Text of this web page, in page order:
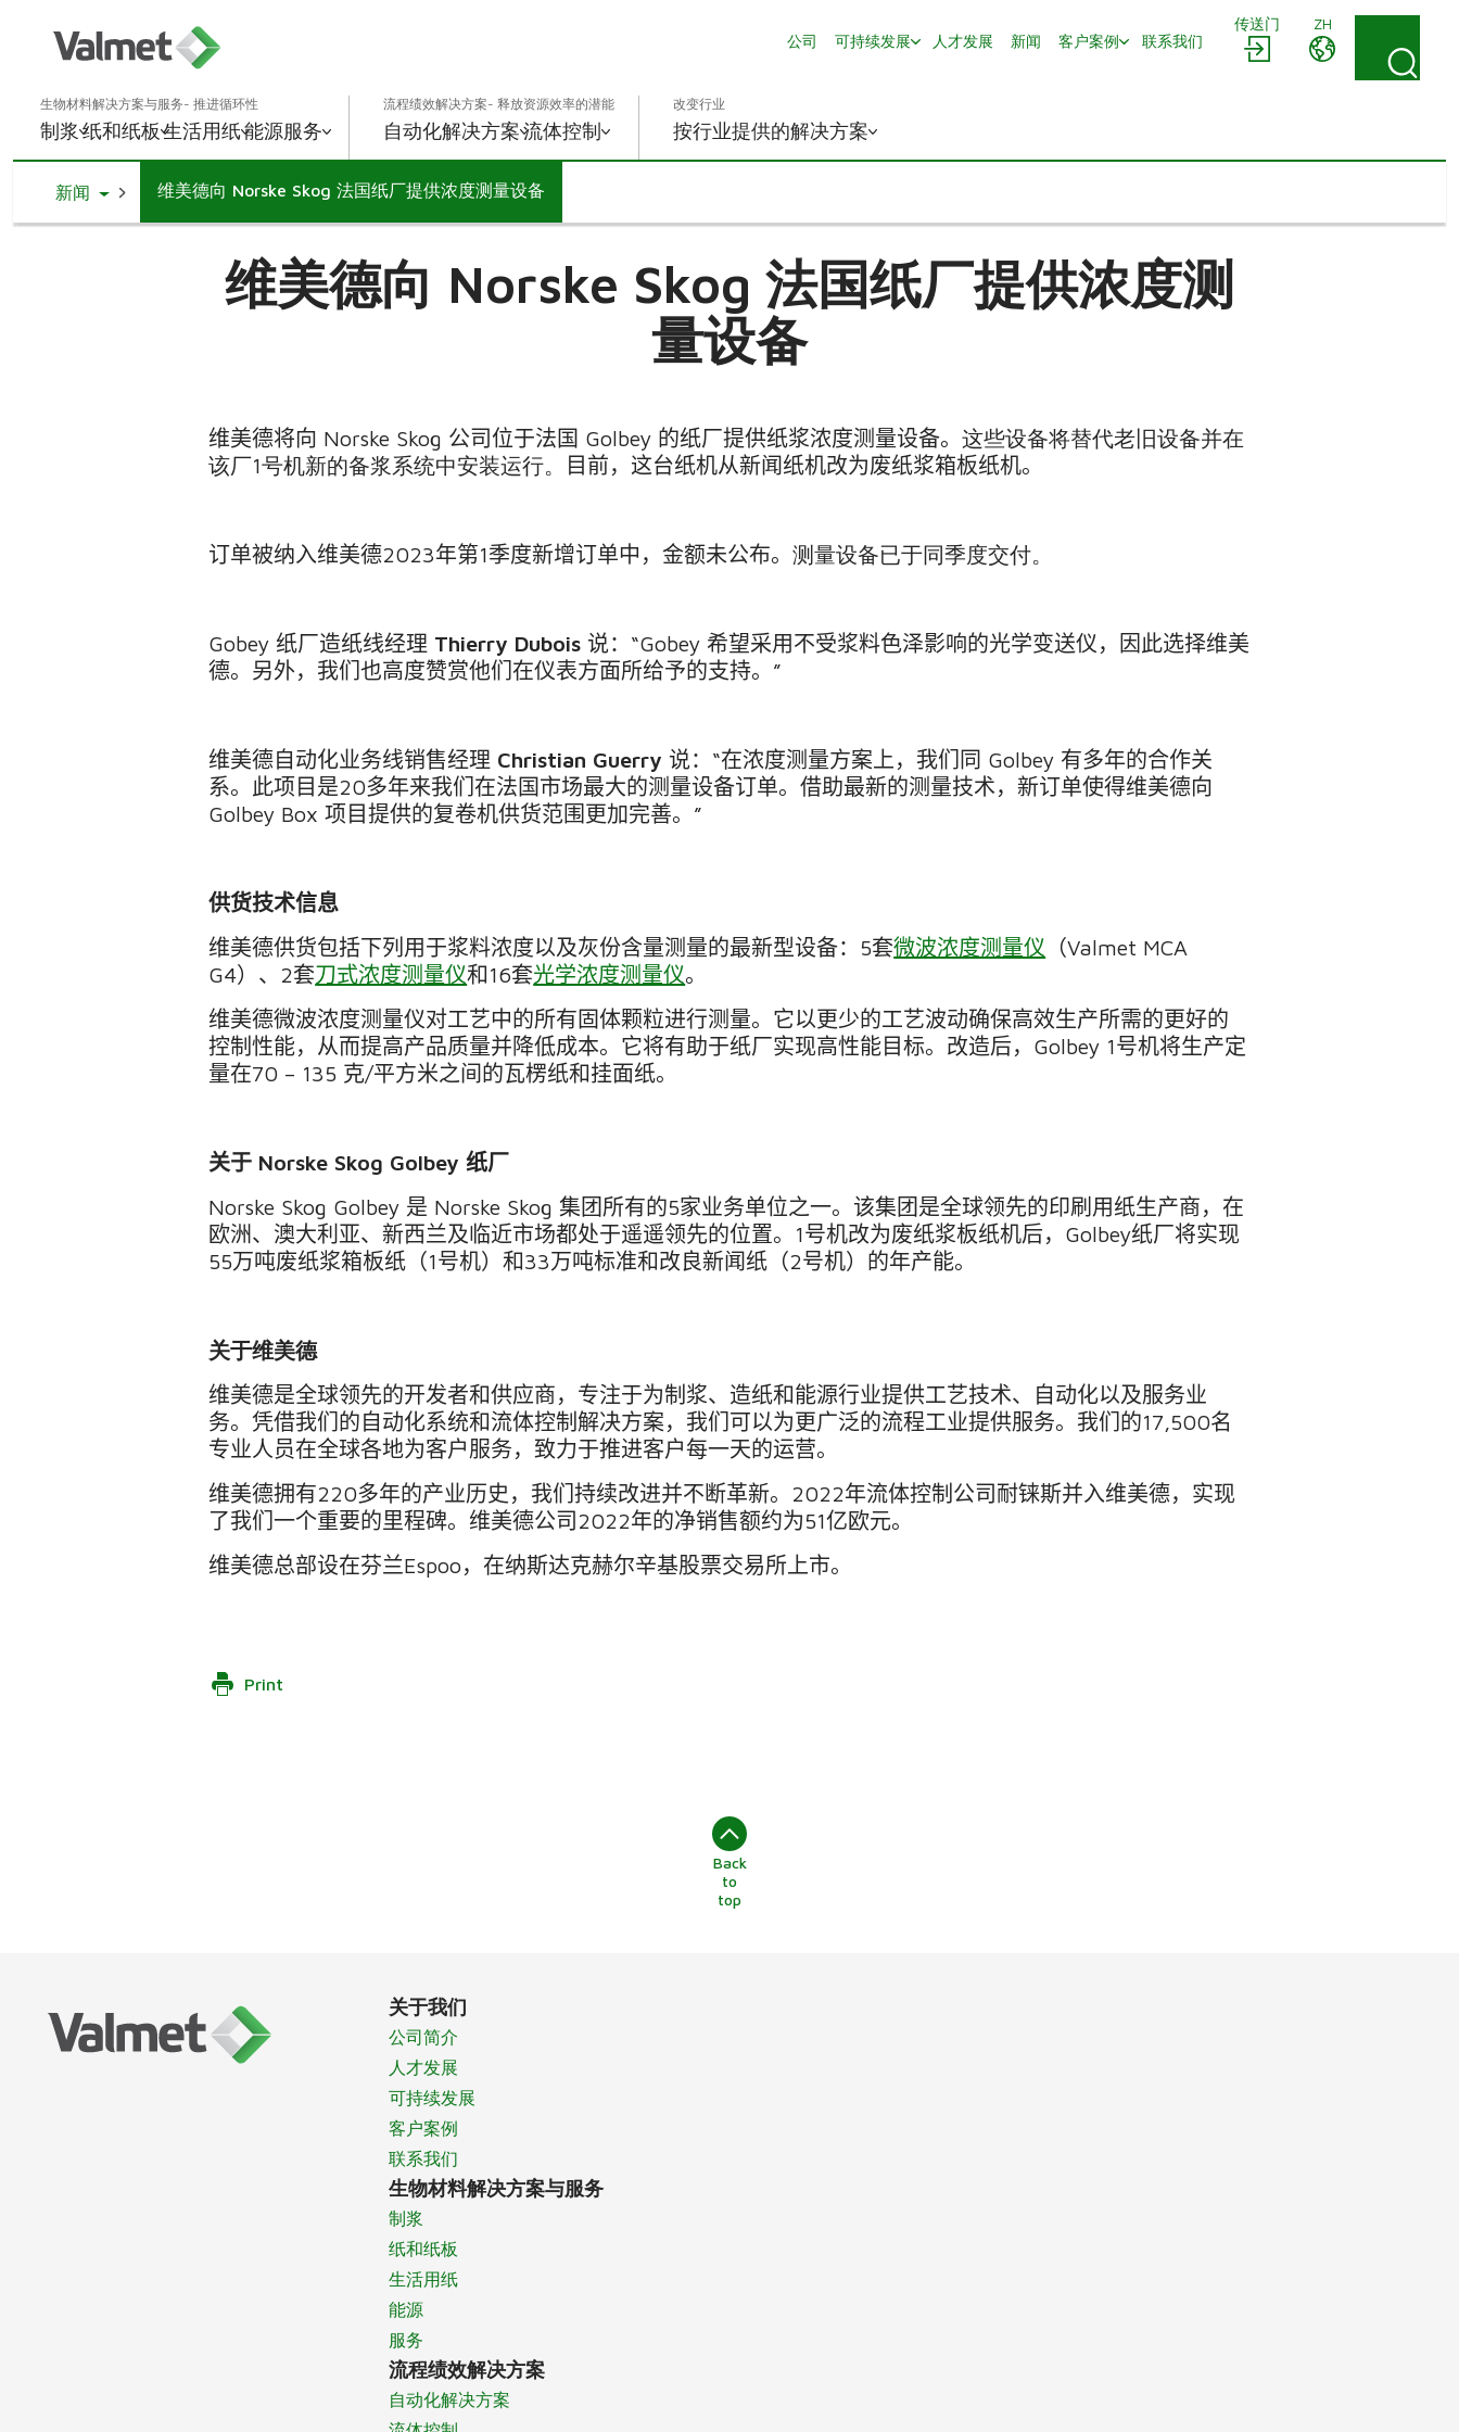
传送门
ZH
公司
可持续发展 人才发展 新闻 客户案例 联系我们
生物材料解决方案与服务- 推进循环性
制浆 纸和纸板 生活用纸能源服务
流程绩效解决方案- 释放资源效率的潜能
自动化解决方案流体控制
改变行业
按行业提供的解决方案
新闻 Toggle Dropdown
维美德向 Norske Skog 法国纸厂提供浓度测量设备
维美德向 Norske Skog 法国纸厂提供浓度测
量设备
维美德将向 Norske Skog 公司位于法国 Golbey 的纸厂提供纸浆浓度测量设备。这些设备将替代老旧设备并在
该厂1号机新的备浆系统中安装运行。 目前，这台纸机从新闻纸机改为废纸浆箱板纸机。
订单被纳入维美德2023年第1季度新增订单中，金额未公布。测量设备已于同季度交付。
Gobey 纸厂造纸线经理 Thierry Dubois 说： “Gobey 希望采用不受浆料色泽影响的光学变送仪，因此选择维美
德。另外，我们也高度赞赏他们在仪表方面所给予的支持。 ”
维美德自动化业务线销售经理 Christian Guerry 说： “在浓度测量方案上，我们同 Golbey 有多年的合作关
系。此项目是20多年来我们在法国市场最大的测量设备订单。借助最新的测量技术，新订单使得维美德向
Golbey Box项目提供的复卷机供货范围更加完善。 ”
供货技术信息
维美德供货包括下列用于浆料浓度以及灰份含量测量的最新型设备： 5套微波浓度测量仪 （Valmet MCA
G4）、 2套刀式浓度测量仪和16套光学浓度测量仪。
维美德微波浓度测量仪对工艺中的所有固体颗粒进行测量。它以更少的工艺波动确保高效生产所需的更好的
控制性能，从而提高产品质量并降低成本。它将有助于纸厂实现高性能目标。改造后， Golbey 1号机将生产定
量在70 – 135 克/平方米之间的瓦楞纸和挂面纸。
关于 Norske Skog Golbey纸厂
Norske Skog Golbey 是 Norske Skog 集团所有的5家业务单位之一。该集团是全球领先的印刷用纸生产商，在
欧洲、澳大利亚、新西兰及临近市场都处于遥遥领先的位置。 1号机改为废纸浆板纸机后， Golbey纸厂将实现
55万吨废纸浆箱板纸（1号机）和33万吨标准和改良新闻纸（2号机）的年产能。
关于维美德
维美德是全球领先的开发者和供应商，专注于为制浆、造纸和能源行业提供工艺技术、自动化以及服务业
务。凭借我们的自动化系统和流体控制解决方案，我们可以为更广泛的流程工业提供服务。我们的17,500名
专业人员在全球各地为客户服务，致力于推进客户每一天的运营。
维美德拥有220多年的产业历史，我们持续改进并不断革新。 2022年流体控制公司耐铼斯并入维美德，实现
了我们一个重要的里程碑。维美德公司 2022年的净销售额约为51亿欧元。
维美德总部设在芬兰Espoo，在纳斯达克赫尔辛基股票交易所上市。
Print
Back
to
top
关于我们
公司简介
人才发展
可持续发展
客户案例
联系我们
生物材料解决方案与服务
制浆
纸和纸板
生活用纸
能源
服务
流程绩效解决方案
自动化解决方案